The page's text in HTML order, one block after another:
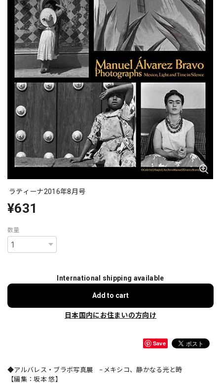
ラティーナ2016年8月号
¥631
数量
International shipping available
Add to cart
日本国内にお住まいの方向け
Save
◆アルバレス・ブラボ写真展 −メキシコ、静かなる光と時
【編集：坂本 悠】